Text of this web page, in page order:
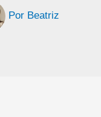
Por Beatriz